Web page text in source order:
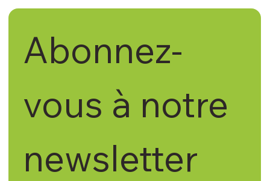
Abonnez-
vous à notre
newsletter